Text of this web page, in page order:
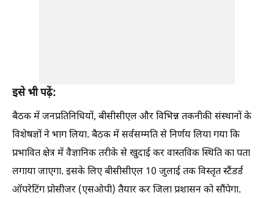
इसे भी पढ़ें:
बैठक में जनप्रतिनिधियों, बीसीसीएल और विभिन्न तकनीकी संस्थानों के
विशेषज्ञों ने भाग लिया. बैठक में सर्वसम्मति से निर्णय लिया गया कि
प्रभावित क्षेत्र में वैज्ञानिक तरीके से खुदाई कर वास्तविक स्थिति का पता
लगाया जाएगा. इसके लिए बीसीसीएल 10 जुलाई तक विस्तृत स्टैंडर्ड
ऑपरेटिंग प्रोसीजर (एसओपी) तैयार कर जिला प्रशासन को सौंपेगा.